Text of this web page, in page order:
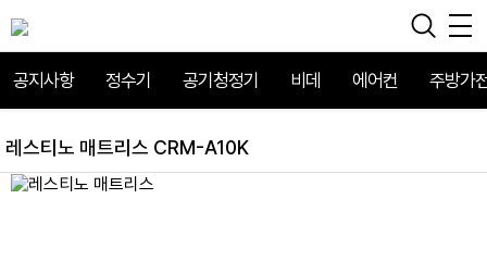
공지사항 정수기 공기청정기 비데 에어컨 주방가
레스티노 매트리스 CRM-A10K